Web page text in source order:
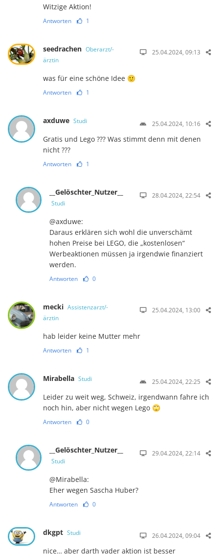
Witzige Aktion!
Antworten 1
seedrachen Oberarzt/-
ärztin
25.04.2024, 09:13
was für eine schöne Idee 🙂
Antworten 1
axduwe Studi 25.04.2024, 10:16
Gratis und Lego ??? Was stimmt denn mit denen
nicht ???
Antworten 1
__Gelöschter_Nutzer__
Studi
28.04.2024, 22:54
@axduwe:
Daraus erklären sich wohl die unverschämt
hohen Preise bei LEGO, die „kostenlosen“
Werbeaktionen müssen ja irgendwie finanziert
werden.
Antworten 0
mecki Assistenzarzt/-
ärztin
25.04.2024, 13:00
hab leider keine Mutter mehr
Antworten 1
Mirabella Studi 25.04.2024, 22:25
Leider zu weit weg, Schweiz, irgendwann fahre ich
noch hin, aber nicht wegen Lego 🙄
Antworten 0
__Gelöschter_Nutzer__
Studi
29.04.2024, 22:14
@Mirabella:
Eher wegen Sascha Huber?
Antworten 0
dkgpt Studi 26.04.2024, 09:04
nice… aber darth vader aktion ist besser